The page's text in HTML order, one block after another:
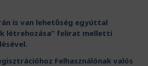
is van lehetőség egyúttal
létrehozása” felirat melletti
Felhasználónak valós